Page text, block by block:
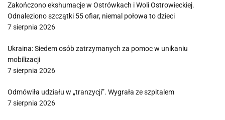
Zakończono ekshumacje w Ostrówkach i Woli Ostrowieckiej.
Odnaleziono szczątki 55 ofiar, niemal połowa to dzieci
7 sierpnia 2026
Ukraina: Siedem osób zatrzymanych za pomoc w unikaniu
mobilizacji
7 sierpnia 2026
Odmówiła udziału w „tranzycji”. Wygrała ze szpitalem
7 sierpnia 2026